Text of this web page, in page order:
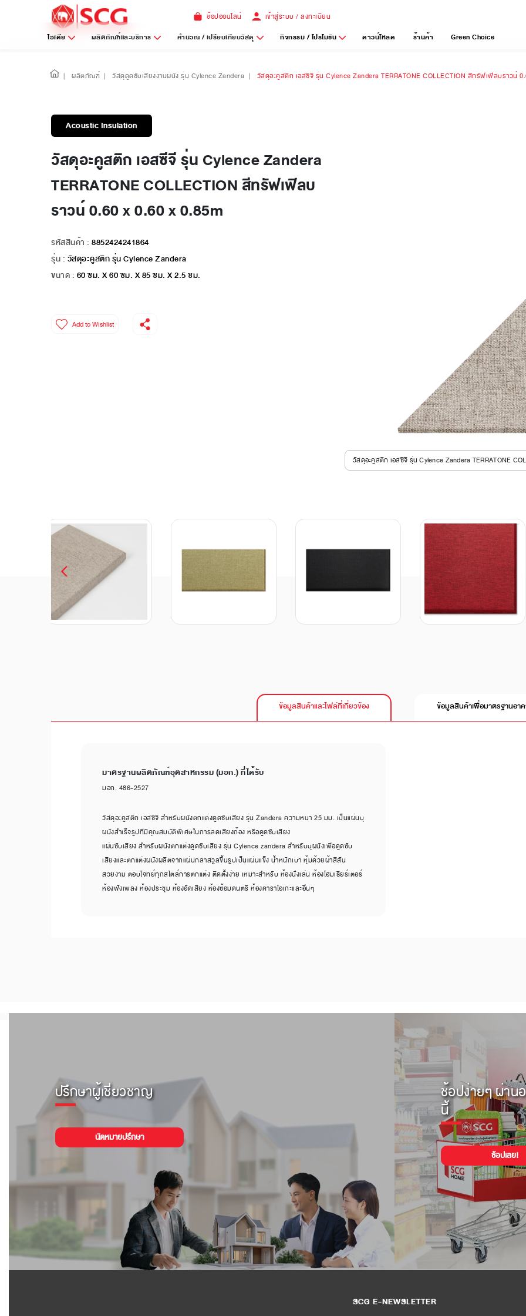
ช้อปออนไลน์ เข้าสู่ระบบ / ลงทะเบียน
ไอเดีย ผลิตภัณฑ์และบริการ คำนวณ / เปรียบเทียบวัสดุ กิจกรรม / โปรโมชัน ดาวน์โหลด ร้านค้า Green Choice
| ผลิตภัณฑ์ | วัสดุดูดซับเสียงงานผนัง รุ่น Cylence Zandera | วัสดุอะคูสติก เอสซีจี รุ่น Cylence Zandera TERRATONE COLLECTION สีทรัฟเฟิลบราวน์
Acoustic Insulation
วัสดุอะคูสติก เอสซีจี รุ่น Cylence Zandera
TERRATONE COLLECTION สีทรัฟเฟิลบ
ราวน์ 0.60 x 0.60 x 0.85m
รหัสสินค้า : 8852424241864
รุ่น : วัสดุอะคูสติก รุ่น Cylence Zandera
ขนาด : 60 ซม. X 60 ซม. X 85 ซม. X 2.5 ซม.
Add to Wishlist
วัสดุอะคูสติก เอสซีจี รุ่น Cylence Zandera TERRATONE
ข้อมูลสินค้าและไฟล์ที่เกี่ยวข้อง ข้อมูลสินค้าเพื่อมาตรฐานอา
มาตรฐานผลิตภัณฑ์อุตสาหกรรม (มอก.) ที่ได้รับ
มอก. 486-2527
วัสดุอะคูสติก เอสซีจี สำหรับผนังตกแต่งดูดซับเสียง รุ่น Zandera ความหนา 25 มม. เป็นแผ่นบุ
ผนังสำเร็จรูปที่มีคุณสมบัติพิเศษในการลดเสียงก้อง หรือดูดซับเสียง
แผ่นซับเสียง สำหรับผนังตกแต่งดูดซับเสียง รุ่น Cylence zandera สำหรับบุผนังเพื่อดูดซับ
เสียงและตกแต่งผนังผลิตจากแผ่นกลาสวูลขึ้นรูปเป็นแผ่นแข็ง น้ำหนักเบา หุ้มด้วยผ้าสีสัน
สวยงาม ตอบโจทย์ทุกสไตล์การตกแต่ง ติดตั้งง่าย เหมาะสำหรับ ห้องนั่งเล่น ห้องโฮมเธียร์เตอร์
ห้องฟังเพลง ห้องประชุม ห้องอัดเสียง ห้องซ้อมดนตรี ห้องคาราโอเกะและอื่นๆ
ปรึกษาผู้เชี่ยวชาญ
นัดหมายปรึกษา
ช้อปง่ายๆ ผ่าน
นี้
ช้อปเลย!
SCG E-NEWSLETTER